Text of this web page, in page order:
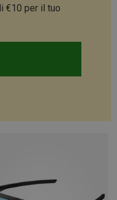
€10 per il tuo